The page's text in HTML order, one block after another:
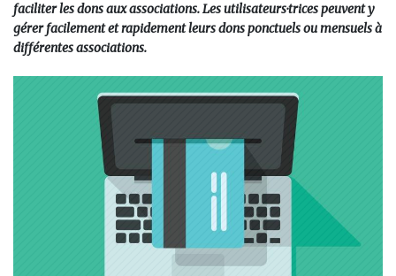
faciliter les dons aux associations. Les utilisateurs·trices peuvent y
gérer facilement et rapidement leurs dons ponctuels ou mensuels à
différentes associations.